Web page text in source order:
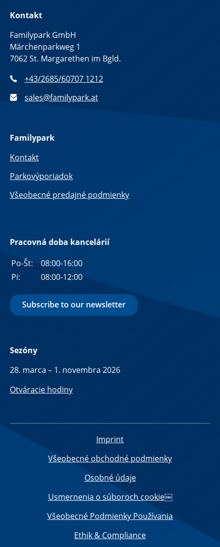
Kontakt
Familypark GmbH
Märchenparkweg 1
7062 St. Margarethen im Bgld.
+43/2685/60707 1212
sales@familypark.at
Familypark
Kontakt
Parkovýporiadok
Všeobecné predajné podmienky
Pracovná doba kancelárií
Po-Št:
08:00-16:00
Pi:
08:00-12:00
Subscribe to our newsletter
Sezóny
28. marca – 1. novembra 2026
Otváracie hodiny
Imprint
Všeobecné obchodné podmienky
Osobné údaje
Usmernenia o súboroch cookie￼
Všeobecné Podmienky Používania
Ethik & Compliance